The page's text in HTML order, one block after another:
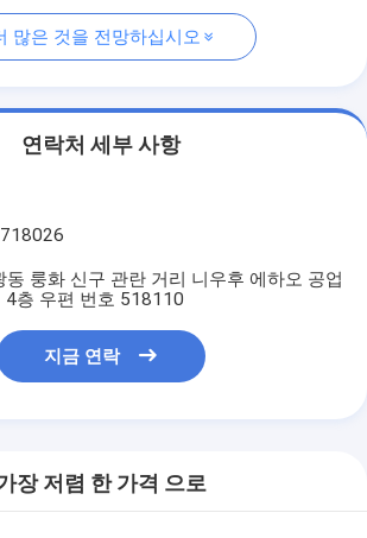
많은 것을 전망하십시오
연락처 세부 사항
동 룽화 신구 관란 거리 니우후 에하오 공업
4층 우편 번호 518110
지금 연락
장 저렴 한 가격 으로